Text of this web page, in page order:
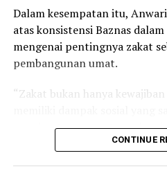
atau mustahik (penerima
bagi yang memiliki
sudah sepatutnya menunaikan
muzakki.
itu, mari kita bangun
menunaikan zakat, infak, dan
Dalam kesempatan itu,
atas konsistensi Baznas
mengenai pentingnya zakat
pembangunan umat.
“Zakat bukan hanya kewajiban
membantu pengentasan
kesejahteraan masyarakat,”
CONTINUE